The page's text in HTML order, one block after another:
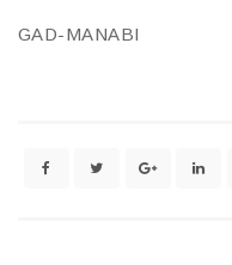
GAD-MANABI